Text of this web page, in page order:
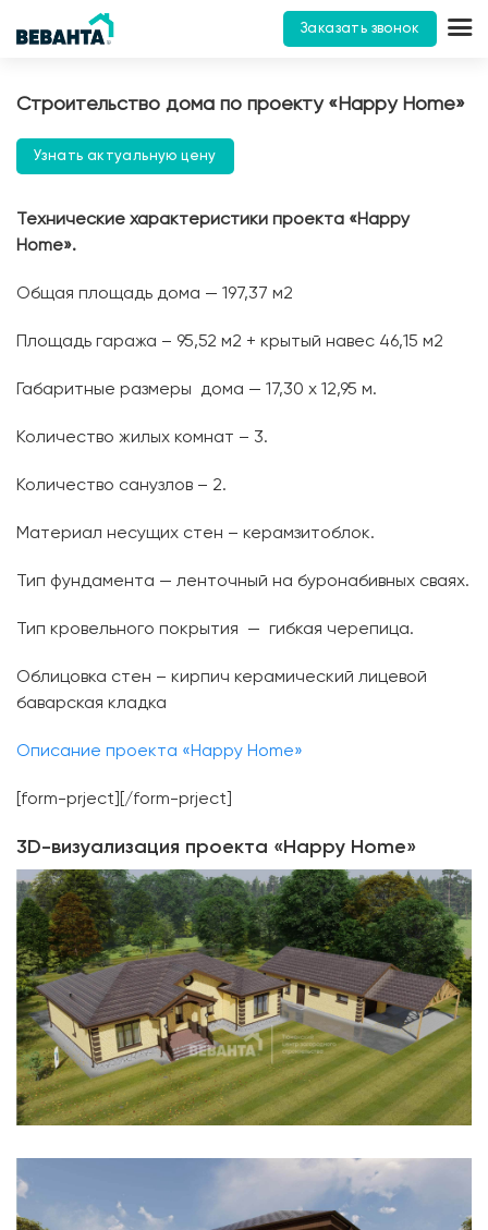
Заказать звонок
Строительство дома по проекту «Happy Home»
Узнать актуальную цену
Технические характеристики проекта «Happy
Home».
Общая площадь дома — 197,37 м2
Площадь гаража – 95,52 м2 + крытый навес 46,15 м2
Габаритные размеры дома — 17,30 х 12,95 м.
Количество жилых комнат – 3.
Количество санузлов – 2.
Материал несущих стен – керамзитоблок.
Тип фундамента — ленточный на буронабивных сваях.
Тип кровельного покрытия — гибкая черепица.
Облицовка стен – кирпич керамический лицевой
баварская кладка
Описание проекта «Happy Home»
[form-prject][/form-prject]
3D-визуализация проекта «Happy Home»